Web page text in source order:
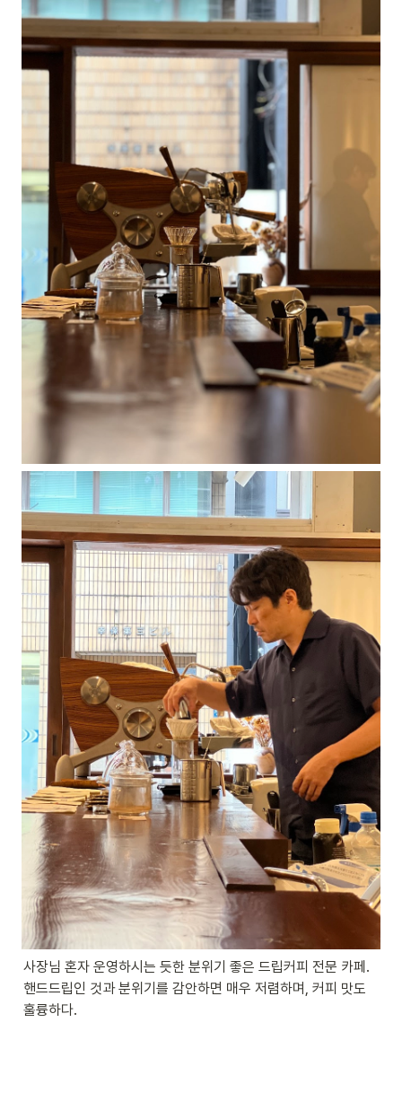
사장님 혼자 운영하시는 듯한 분위기 좋은 드립커피 전문 카페.
핸드드립인 것과 분위기를 감안하면 매우 저렴하며, 커피 맛도
훌륭하다.